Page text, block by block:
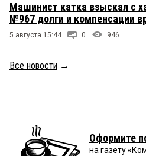
Машинист катка взыскал с
№967 долги и компенсации
5 августа 15:44 0 946
Все новости →
Оформите
на газету